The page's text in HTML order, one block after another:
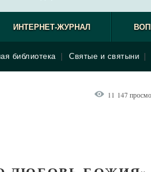
библиотека Святые и святыни
ИНТЕРНЕТ-ЖУРНАЛ
11 147